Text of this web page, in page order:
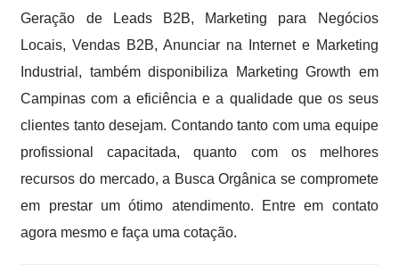
Geração de Leads B2B, Marketing para Negócios
Locais, Vendas B2B, Anunciar na Internet e Marketing
Industrial, também disponibiliza Marketing Growth em
Campinas com a eficiência e a qualidade que os seus
clientes tanto desejam. Contando tanto com uma equipe
profissional capacitada, quanto com os melhores
recursos do mercado, a Busca Orgânica se compromete
em prestar um ótimo atendimento. Entre em contato
agora mesmo e faça uma cotação.